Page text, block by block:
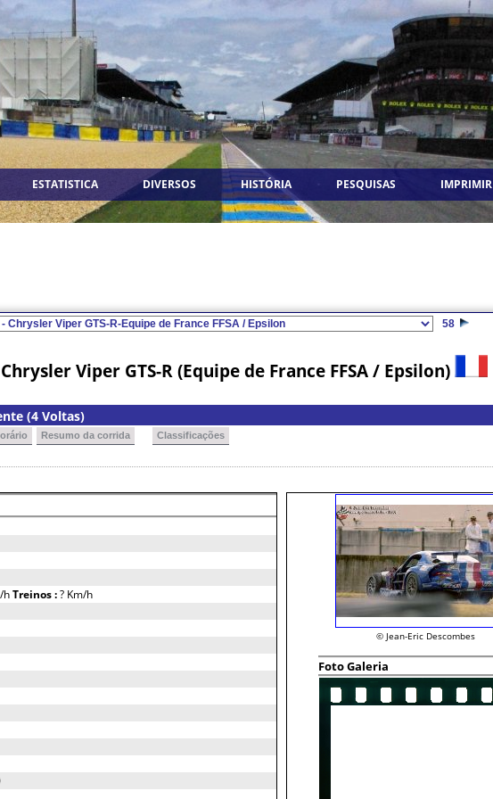
ESTATISTICA DIVERSOS HISTÓRIA PESQUISAS IMPRIMIR
58
Viper GTS-R (Equipe de France FFSA / Epsilon)
(4 Voltas)
Resumo da corrida Classificações
hTreinos :? Km/h
© Jean-Eric Descombes
Foto Galeria